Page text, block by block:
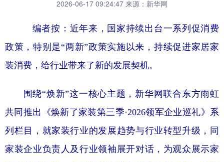
科技 科创 量子 体育
文化 书画 健康 军事
法律 中央文件 金融 汽车
食品 人居 信息化 数字经济
学术中国 乡村振兴 银龄 溯源中国
2026-06-17 09:24:47 来源：新华网
编者按：近年来，国家持续出台一系列促消费
政策，特别是“两新”政策实施以来，持续促进家居家
装消费，给行业带来了新的发展契机。
围绕“焕新”这一核心主题，新华网联合东方雨虹
共同推出《焕新了家装第三季·2026领军企业巡礼》系
列栏目，就家装行业的发展趋势与行业转型升级，同
家装企业负责人及行业领袖展开对话，为观众展示家